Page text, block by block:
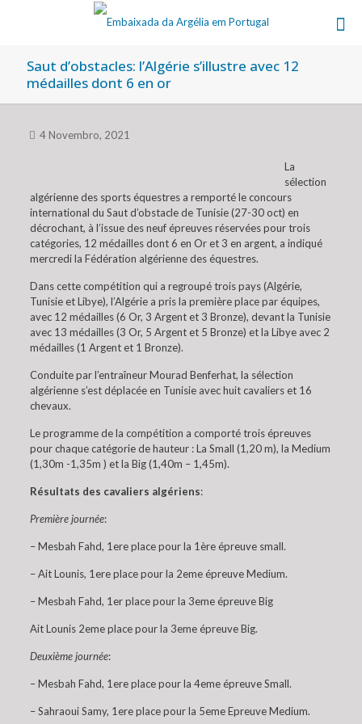
Saut d’obstacles: l’Algérie s’illustre avec 12
médailles dont 6 en or
4 Novembro, 2021
La
sélection
algérienne des sports équestres a remporté le concours
international du Saut d’obstacle de Tunisie (27-30 oct) en
décrochant, à l’issue des neuf épreuves réservées pour trois
catégories, 12 médailles dont 6 en Or et 3 en argent, a indiqué
mercredi la Fédération algérienne des équestres.
Dans cette compétition qui a regroupé trois pays (Algérie,
Tunisie et Libye), l’Algérie a pris la première place par équipes,
avec 12 médailles (6 Or, 3 Argent et 3 Bronze), devant la Tunisie
avec 13 médailles (3 Or, 5 Argent et 5 Bronze) et la Libye avec 2
médailles (1 Argent et 1 Bronze).
Conduite par l’entraîneur Mourad Benferhat, la sélection
algérienne s’est déplacée en Tunisie avec huit cavaliers et 16
chevaux.
Le programme de la compétition a comporté trois épreuves
pour chaque catégorie de hauteur : La Small (1,20 m), la Medium
(1,30m -1,35m ) et la Big (1,40m – 1,45m).
Résultats des cavaliers algériens:
Première journée:
– Mesbah Fahd, 1ere place pour la 1ère épreuve small.
– Ait Lounis, 1ere place pour la 2eme épreuve Medium.
– Mesbah Fahd, 1er place pour la 3eme épreuve Big
Ait Lounis 2eme place pour la 3eme épreuve Big.
Deuxième journée:
– Mesbah Fahd, 1ere place pour la 4eme épreuve Small.
– Sahraoui Samy, 1ere place pour la 5eme Epreuve Medium.